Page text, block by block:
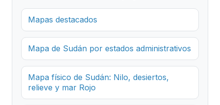
Mapas destacados
Mapa de Sudán por estados administrativos
Mapa físico de Sudán: Nilo, desiertos,
relieve y mar Rojo